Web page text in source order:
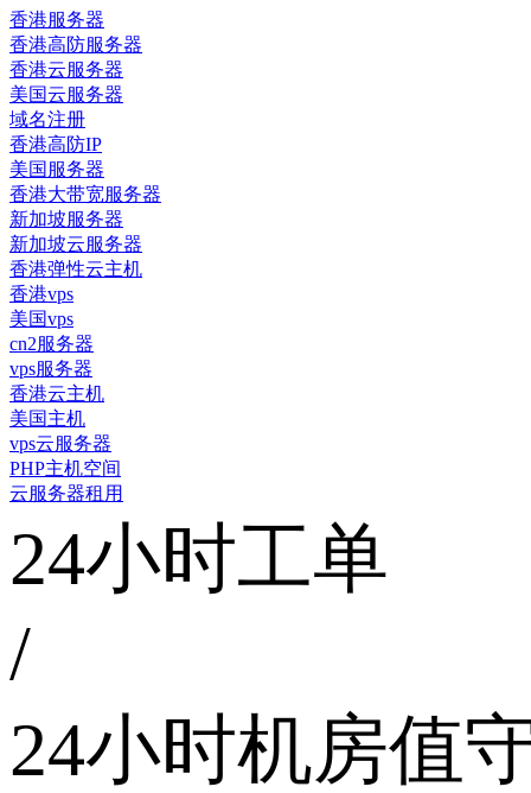
香港服务器
香港高防服务器
香港云服务器
美国云服务器
域名注册
香港高防IP
美国服务器
香港大带宽服务器
新加坡服务器
新加坡云服务器
香港弹性云主机
香港vps
美国vps
cn2服务器
vps服务器
香港云主机
美国主机
vps云服务器
PHP主机空间
云服务器租用
24小时工单
/
24小时机房值